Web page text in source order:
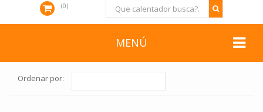
0
MENÚ
Ordenar por: